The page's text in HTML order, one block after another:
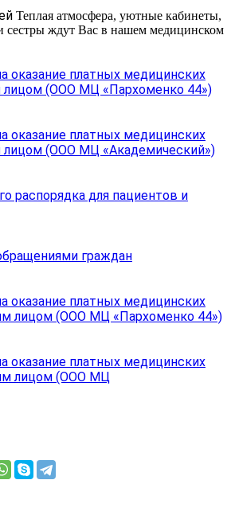
Теплая атмосфера, уютные кабинеты,
сестры ждут Вас в нашем медицинском
оказание платных медицинских
лицом (ООО МЦ «Пархоменко 44»)
оказание платных медицинских
лицом (ООО МЦ «Академический»)
распорядка для пациентов и
граждан
оказание платных медицинских
лицом (ООО МЦ «Пархоменко 44»)
оказание платных медицинских
лицом (ООО МЦ